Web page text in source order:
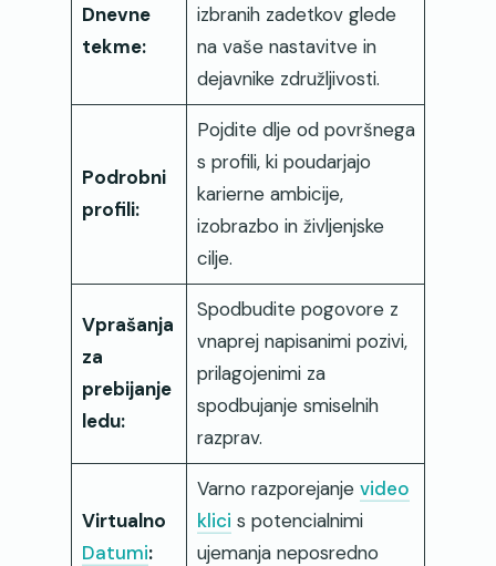
Dnevne
tekme:
izbranih zadetkov glede
na vaše nastavitve in
dejavnike združljivosti.
Podrobni
profili:
Pojdite dlje od površnega
s profili, ki poudarjajo
karierne ambicije,
izobrazbo in življenjske
cilje.
Vprašanja
za
prebijanje
ledu:
Spodbudite pogovore z
vnaprej napisanimi pozivi,
prilagojenimi za
spodbujanje smiselnih
razprav.
Virtualno
Datumi:
Varno razporejanje video
klici s potencialnimi
ujemanja neposredno